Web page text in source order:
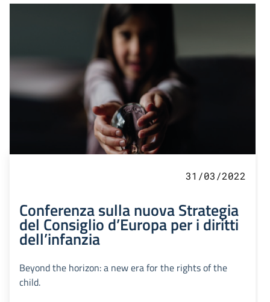
31/03/2022
Conferenza sulla nuova Strategia
del Consiglio d’Europa per i diritti
dell’infanzia
Beyond the horizon: a new era for the rights of the
child.